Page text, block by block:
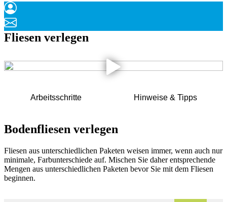
Fliesen verlegen
Arbeitsschritte Hinweise & Tipps
Bodenfliesen verlegen
Fliesen aus unterschiedlichen Paketen weisen immer, wenn auch nur
minimale, Farbunterschiede auf. Mischen Sie daher entsprechende
Mengen aus unterschiedlichen Paketen bevor Sie mit dem Fliesen
beginnen.